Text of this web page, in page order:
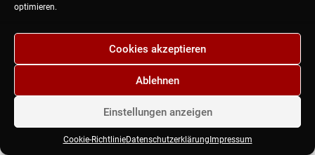
optimieren.
Cookies akzeptieren
Ablehnen
Einstellungen anzeigen
Cookie-RichtlinieDatenschutzerklärung Impressum